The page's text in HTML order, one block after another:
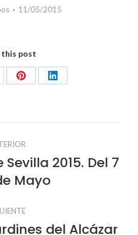
11/05/2015
this post
Share
Share
Publicación
anterior:
2015. Del 7
Mayo
del Alcázar